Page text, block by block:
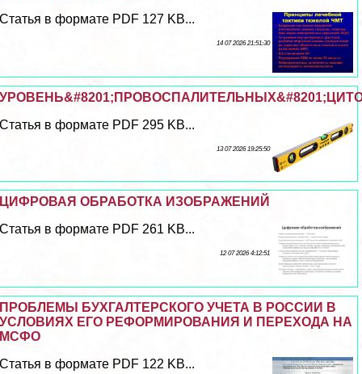
Статья в формате PDF 127 KB...
14 07 2026 21:51:30
Статья в формате PDF 295 KB...
13 07 2026 19:25:50
ЦИФРОВАЯ ОБРАБОТКА ИЗОБРАЖЕНИЙ
Статья в формате PDF 261 KB...
12 07 2026 4:12:51
ПРОБЛЕМЫ БУХГАЛТЕРСКОГО УЧЕТА В РОССИИ В
УСЛОВИЯХ ЕГО РЕФОРМИРОВАНИЯ И ПЕРЕХОДА НА
МСФО
Статья в формате PDF 122 KB...